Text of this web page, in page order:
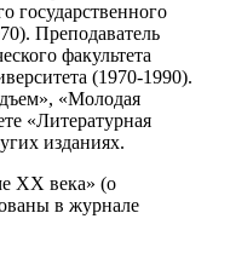
государственного
Преподаватель
факультета
(1970-1990).
«Молодая
«Литературная
изданиях.
XX века» (о
в журнале